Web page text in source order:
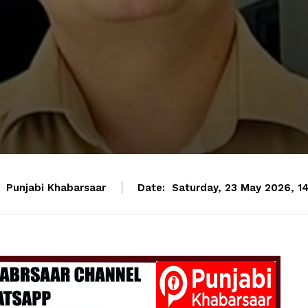
Punjabi Khabarsaar Date: Saturday, 23 May 2026,